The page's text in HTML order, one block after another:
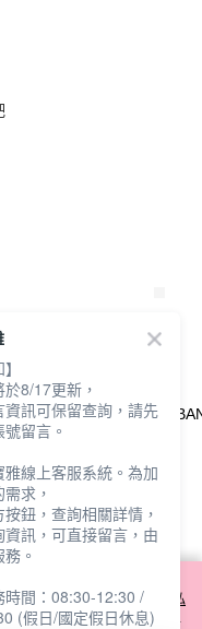
淡藍女
瓶5ml
【廠商直送】
方式之詳情，及若您不希
設定，請參閱本網站「
隱私
示您同意本公司得按本網站使
8/17更新，
資訊可保留查詢，請先
留言。
線上客服系統。為加
求，
鈕，查詢相關詳情，
訊，可直接留言，由
。
間：08:30-12:30 /
(假日/國定假日休息)